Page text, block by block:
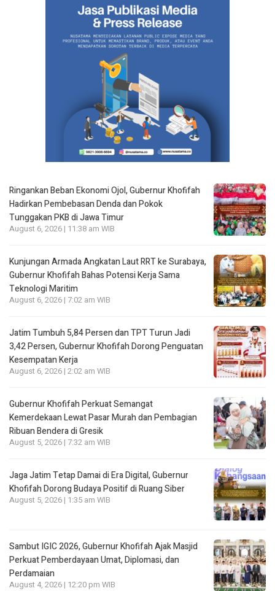
Ringankan Beban Ekonomi Ojol, Gubernur Khofifah
Hadirkan Pembebasan Denda dan Pokok
Tunggakan PKB di Jawa Timur
August 6, 2026 | 11:38 am WIB
Kunjungan Armada Angkatan Laut RRT ke Surabaya,
Gubernur Khofifah Bahas Potensi Kerja Sama
Teknologi Maritim
August 6, 2026 | 7:02 am WIB
Jatim Tumbuh 5,84 Persen dan TPT Turun Jadi
3,42 Persen, Gubernur Khofifah Dorong Penguatan
Kesempatan Kerja
August 6, 2026 | 2:02 am WIB
Gubernur Khofifah Perkuat Semangat
Kemerdekaan Lewat Pasar Murah dan Pembagian
Ribuan Bendera di Gresik
August 5, 2026 | 7:32 am WIB
Jaga Jatim Tetap Damai di Era Digital, Gubernur
Khofifah Dorong Budaya Positif di Ruang Siber
August 5, 2026 | 1:35 am WIB
Sambut IGIC 2026, Gubernur Khofifah Ajak Masjid
Perkuat Pemberdayaan Umat, Diplomasi, dan
Perdamaian
August 4, 2026 | 12:20 pm WIB